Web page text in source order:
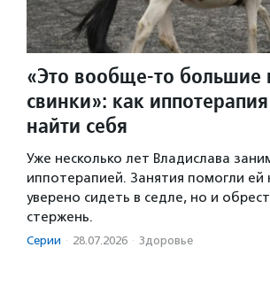
«Это вообще-то большие
свинки»: как
найти себя
Уже несколько лет Владислава
иппотерапией. Занятия помогли ей
уверено сидеть в седле, но и
стержень.
Серии · 28.07.2026 · Здоровье